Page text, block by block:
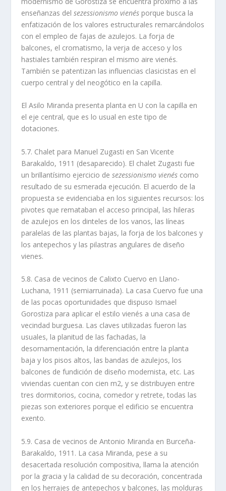
enseñanzas delsezessionismo vienés porque busca la
enfatización de los valores estructurales remarcándolos
con el empleo de fajas de azulejos. La forja de
balcones, el cromatismo, la verja de acceso y los
hastiales también respiran el mismo aire vienés.
También se patentizan las influencias clasicistas en el
cuerpo central y del neogótico en la capilla.
El Asilo Miranda presenta planta en U con la capilla en
el eje central, que es lo usual en este tipo de
dotaciones.
5.7. Chalet para Manuel Zugasti en San Vicente
Barakaldo, 1911 (desaparecido). El chalet Zugasti fue
un brillantí­simo ejercicio desezessionismo vienés como
resultado de su esmerada ejecución. El acuerdo de la
propuesta se evidenciaba en los siguientes recursos: los
pivotes que remataban el acceso principal, las hileras
de azulejos en los dinteles de los vanos, las lí­neas
paralelas de las plantas bajas, la forja de los balcones y
los antepechos y las pilastras angulares de diseño
vienes.
5.8. Casa de vecinos de Calixto Cuervo en Llano-
Luchana, 1911 (semiarruinada). La casa Cuervo fue una
de las pocas oportunidades que dispuso Ismael
Gorostiza para aplicar el estilo vienés a una casa de
vecindad burguesa. Las claves utilizadas fueron las
usuales, la planitud de las fachadas, la
desornamentación, la diferenciación entre la planta
baja y los pisos altos, las bandas de azulejos, los
balcones de fundición de diseño modernista, etc. Las
viviendas cuentan con cien m2, y se distribuyen entre
tres dormitorios, cocina, comedor y retrete, todas las
piezas son exteriores porque el edificio se encuentra
exento.
5.9. Casa de vecinos de Antonio Miranda en Burceña-
Barakaldo, 1911. La casa Miranda, pese a su
desacertada resolución compositiva, llama la atención
por la gracia y la calidad de su decoración, concentrada
en los herrajes de antepechos y balcones, las molduras